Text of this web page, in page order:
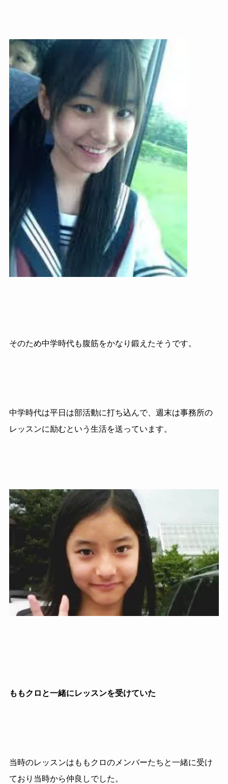
そのため中学時代も腹筋をかなり鍛えたそうです。
中学時代は平日は部活動に打ち込んで、週末は事務所の
レッスンに励むという生活を送っています。
ももクロと一緒にレッスンを受けていた
当時のレッスンはももクロのメンバーたちと一緒に受け
ており当時から仲良しでした。